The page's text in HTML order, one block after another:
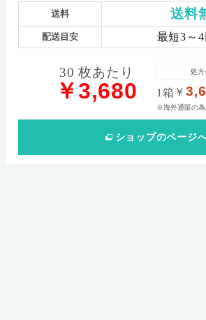
送料 送料
配送目安 最短3～
30 枚あたり
￥3,680 1箱 ￥
※海外通販の為
処方
ショップのページ